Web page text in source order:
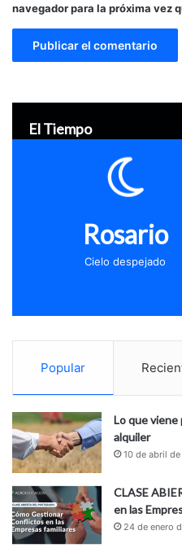
navegador para la próxima vez
El Tiempo
Rosario
Cielo despejado
Popular
Lo que viene
alquiler
10 de abril
CLASE
en las
24 de enero